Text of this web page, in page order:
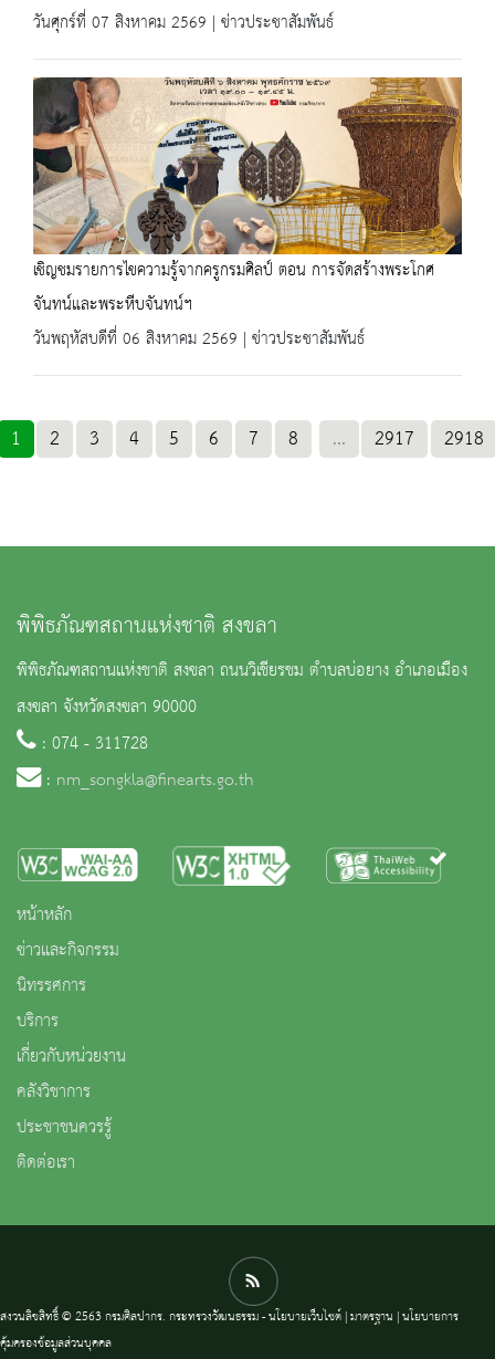
วันศุกร์ที่ 07 สิงหาคม 2569 | ข่าวประชาสัมพันธ์
เชิญชมรายการไขความรู้จากครูกรมศิลป์ ตอน การจัดสร้างพระโกศ
จันทน์และพระหีบจันทน์ฯ
วันพฤหัสบดีที่ 06 สิงหาคม 2569 | ข่าวประชาสัมพันธ์
1 2 3 4 5 6 7 8 ... 2917 2918
พิพิธภัณฑสถานแห่งชาติ สงขลา
พิพิธภัณฑสถานแห่งชาติ สงขลา ถนนวิเชียรชม ตำบลบ่อยาง อำเภอเมือง
สงขลา จังหวัดสงขลา 90000
: 074 - 311728
: nm_songkla@finearts.go.th
หน้าหลัก
ข่าวและกิจกรรม
นิทรรศการ
บริการ
เกี่ยวกับหน่วยงาน
คลังวิชาการ
ประชาชนควรรู้
ติดต่อเรา
สงวนลิขสิทธิ์ © 2563 กรมศิลปากร. กระทรวงวัฒนธรรม -นโยบายเว็บไซต์|มาตรฐาน |นโยบายการ
คุ้มครองข้อมูลส่วนบุคคล